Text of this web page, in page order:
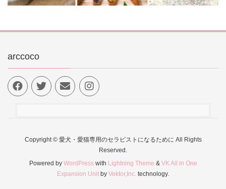
arccoco
Copyright © 愛犬・愛猫専用のセラピストになるために All Rights
Reserved.
Powered by WordPresswith Lightning Theme & VK All in One
Expansion Unit by Vektor,Inc. technology.